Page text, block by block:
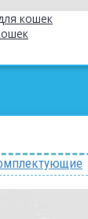
кошек